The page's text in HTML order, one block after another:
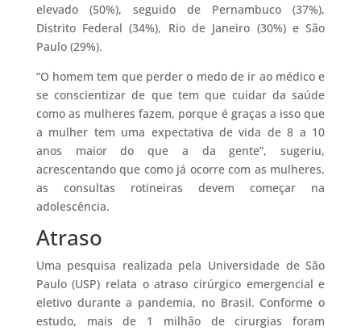
elevado (50%), seguido de Pernambuco (37%),
Distrito Federal (34%), Rio de Janeiro (30%) e São
Paulo (29%).
“O homem tem que perder o medo de ir ao médico e
se conscientizar de que tem que cuidar da saúde
como as mulheres fazem, porque é graças a isso que
a mulher tem uma expectativa de vida de 8 a 10
anos maior do que a da gente”, sugeriu,
acrescentando que como já ocorre com as mulheres,
as consultas rotineiras devem começar na
adolescência.
Atraso
Uma pesquisa realizada pela Universidade de São
Paulo (USP) relata o atraso cirúrgico emergencial e
eletivo durante a pandemia, no Brasil. Conforme o
estudo, mais de 1 milhão de cirurgias foram